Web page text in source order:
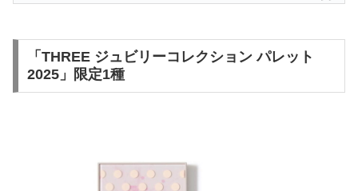
「THREE ジュビリーコレクション パレット
2025」限定1種